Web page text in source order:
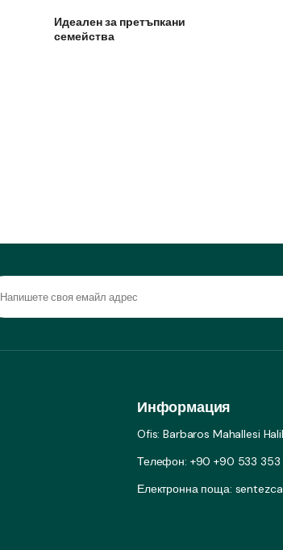
Идеален за претъпкани
семейства
Информация
Ofis: Barbaros Mahallesi
Телефон: +90 +90 533 353
Електронна поща: